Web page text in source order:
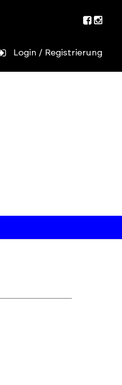
Login / Registrierung